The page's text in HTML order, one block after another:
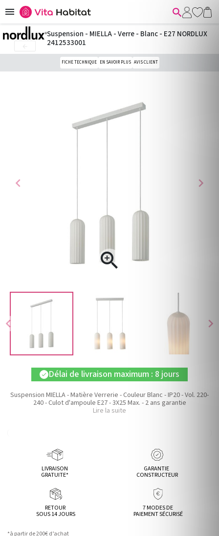
 
chevron_left chevron_right
chevron_left

chevron_right
Suspension - MIELLA - Verre - Blanc - E27 NORDLUX
2412533001
FICHE TECHNIQUE EN SAVOIR PLUS AVIS CLIENT
check Délai de livraison maximum : 8 jours
Suspension MIELLA - Matière Verrerie - Couleur Blanc - IP20 - Vol. 220-
240 - Culot d'ampoule E27 - 3X25 Max. - 2 ans garantie
Lire la suite
LIVRAISON
GRATUITE*
GARANTIE
CONSTRUCTEUR
RETOUR
SOUS 14 JOURS
7 MODES DE
PAIEMENT SÉCURISÉ
*à partir de 200€ d’achat